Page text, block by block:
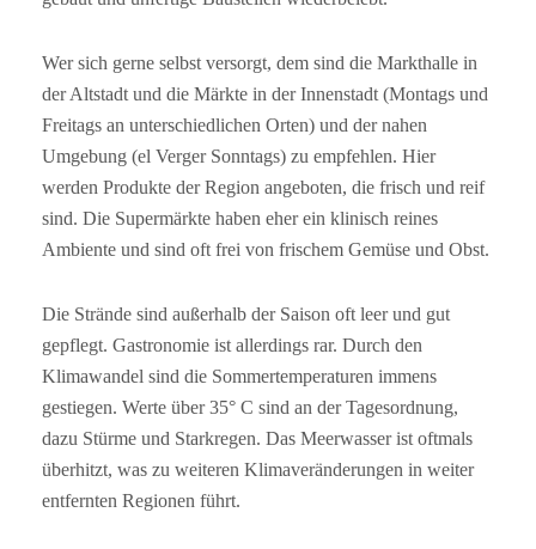
Wer sich gerne selbst versorgt, dem sind die Markthalle in
der Altstadt und die Märkte in der Innenstadt (Montags und
Freitags an unterschiedlichen Orten) und der nahen
Umgebung (el Verger Sonntags) zu empfehlen. Hier
werden Produkte der Region angeboten, die frisch und reif
sind. Die Supermärkte haben eher ein klinisch reines
Ambiente und sind oft frei von frischem Gemüse und Obst.
Die Strände sind außerhalb der Saison oft leer und gut
gepflegt. Gastronomie ist allerdings rar. Durch den
Klimawandel sind die Sommertemperaturen immens
gestiegen. Werte über 35° C sind an der Tagesordnung,
dazu Stürme und Starkregen. Das Meerwasser ist oftmals
überhitzt, was zu weiteren Klimaveränderungen in weiter
entfernten Regionen führt.